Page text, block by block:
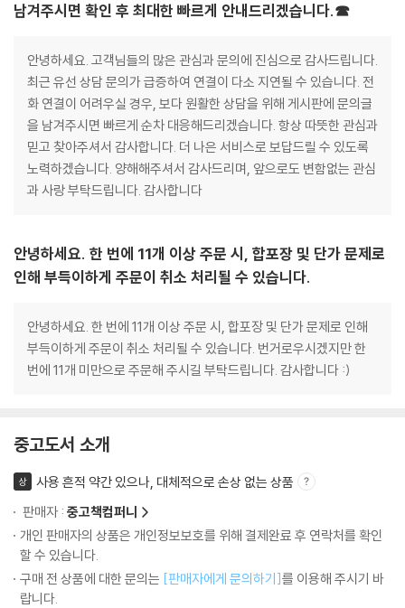
남겨주시면 확인 후 최대한 빠르게 안내드리겠습니다.☎
안녕하세요. 고객님들의 많은 관심과 문의에 진심으로 감사드립니다.
최근 유선 상담 문의가 급증하여 연결이 다소 지연될 수 있습니다. 전
화 연결이 어려우실 경우, 보다 원활한 상담을 위해 게시판에 문의글
을 남겨주시면 빠르게 순차 대응해드리겠습니다. 항상 따뜻한 관심과
믿고 찾아주셔서 감사합니다. 더 나은 서비스로 보답드릴 수 있도록
노력하겠습니다. 양해해주셔서 감사드리며, 앞으로도 변함없는 관심
과 사랑 부탁드립니다. 감사합니다
안녕하세요. 한 번에 11개 이상 주문 시, 합포장 및 단가 문제로
인해 부득이하게 주문이 취소 처리될 수 있습니다.
안녕하세요. 한 번에 11개 이상 주문 시, 합포장 및 단가 문제로 인해
부득이하게 주문이 취소 처리될 수 있습니다. 번거로우시겠지만 한
번에 11개 미만으로 주문해 주시길 부탁드립니다. 감사합니다 :)
중고도서 소개
상
사용 흔적 약간 있으나, 대체적으로 손상 없는 상품
판매자 : 중고책컴퍼니
개인 판매자의 상품은 개인정보보호를 위해 결제완료 후 연락처를 확인
할 수 있습니다.
구매 전 상품에 대한 문의는 [판매자에게 문의하기]를 이용해 주시기 바
랍니다.